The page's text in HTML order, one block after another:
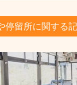
停留所に関する